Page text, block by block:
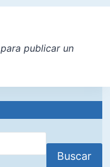
para publicar un
Buscar